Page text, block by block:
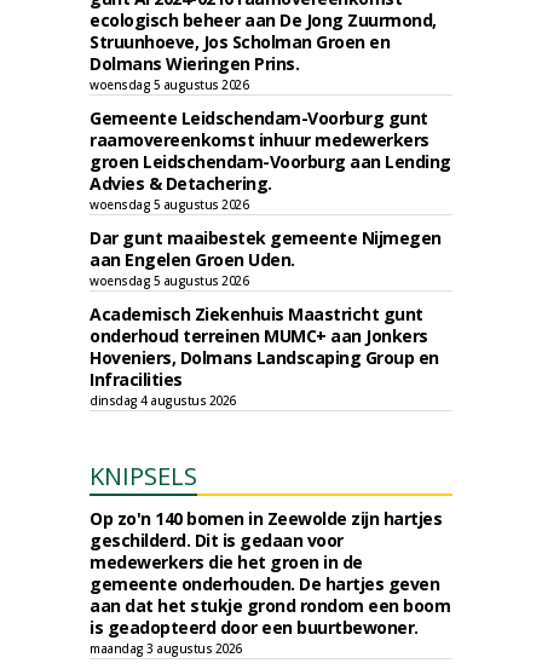
ecologisch beheer aan De Jong Zuurmond,
Struunhoeve, Jos Scholman Groen en
Dolmans Wieringen Prins.
woensdag 5 augustus 2026
Gemeente Leidschendam-Voorburg gunt
raamovereenkomst inhuur medewerkers
groen Leidschendam-Voorburg aan Lending
Advies & Detachering.
woensdag 5 augustus 2026
Dar gunt maaibestek gemeente Nijmegen
aan Engelen Groen Uden.
woensdag 5 augustus 2026
Academisch Ziekenhuis Maastricht gunt
onderhoud terreinen MUMC+ aan Jonkers
Hoveniers, Dolmans Landscaping Group en
Infracilities
dinsdag 4 augustus 2026
KNIPSELS
Op zo'n 140 bomen in Zeewolde zijn hartjes
geschilderd. Dit is gedaan voor
medewerkers die het groen in de
gemeente onderhouden. De hartjes geven
aan dat het stukje grond rondom een boom
is geadopteerd door een buurtbewoner.
maandag 3 augustus 2026